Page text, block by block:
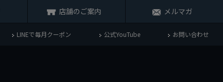
店舗のご案内 メルマガ
LINEで毎月クーポン 公式YouTube お問い合わせ